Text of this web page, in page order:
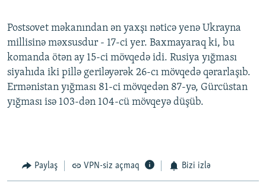
Postsovet məkanından ən yaxşı nəticə yenə Ukrayna
millisinə məxsusdur - 17-ci yer. Baxmayaraq ki, bu
komanda ötən ay 15-ci mövqedə idi. Rusiya yığması
siyahıda iki pillə geriləyərək 26-cı mövqedə qərarlaşıb.
Ermənistan yığması 81-ci mövqedən 87-yə, Gürcüstan
yığması isə 103-dən 104-cü mövqeyə düşüb.
Paylaş VPN-siz açmaq Bizi izlə